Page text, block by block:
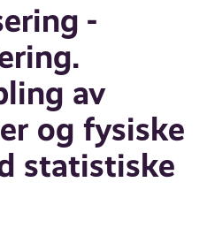
-
av
og fysiske
statistiske